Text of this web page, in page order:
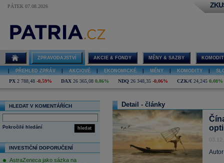
PÁTEK 07.08.2026
ZPRAVODAJSTVÍ AKCIE & FONDY MĚNY & SAZBY
PŘEHLED ZPRÁV AKCIOVÉ EKONOMICKÉ MĚNY KOMODITY
PX 2 788,48 -0,59% DAX 26 365,08 0,86% NDQ 26 348,35 -0,06% CZK/€ 24,245 0,08%
HLEDAT V KOMENTÁŘÍCH
hledat
Pokročilé hledání
INVESTIČNÍ DOPORUČENÍ
AstraZeneca jako sázka na
Detail - články